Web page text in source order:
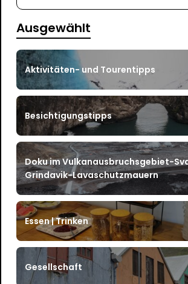
Ausgewählt
Aktivitäten- und Tourentipps
Besichtigungstipps
Doku im Vulkanausbruchsgebiet-
Grindavik-Lavaschutzmauern
Essen | Trinken
Gesellschaft